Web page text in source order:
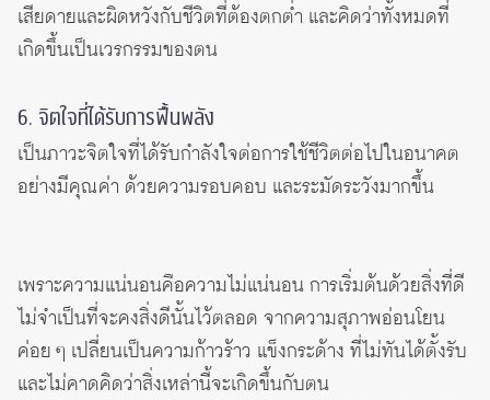
เสียดายและผิดหวังกับชีวิตที่ต้องตกต่ำ และคิดว่าทั้งหมดที่
เกิดขึ้นเป็นเวรกรรมของตน
6. จิตใจที่ได้รับการฟื้นพลัง
เป็นภาวะจิตใจที่ได้รับกำลังใจต่อการใช้ชีวิตต่อไปในอนาคต
อย่างมีคุณค่า ด้วยความรอบคอบ และระมัดระวังมากขึ้น
เพราะความแน่นอนคือความไม่แน่นอน การเริ่มต้นด้วยสิ่งที่ดี
ไม่จำเป็นที่จะคงสิ่งดีนั้นไว้ตลอด จากความสุภาพอ่อนโยน
ค่อย ๆ เปลี่ยนเป็นความก้าวร้าว แข็งกระด้าง ที่ไม่ทันได้ตั้งรับ
และไม่คาดคิดว่าสิ่งเหล่านี้จะเกิดขึ้นกับตน